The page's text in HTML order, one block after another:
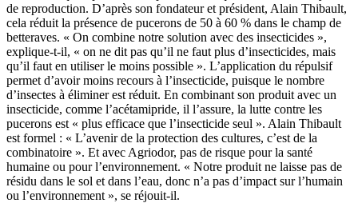
de reproduction. D’après son fondateur et président, Alain Thibault,
cela réduit la présence de pucerons de 50 à 60 % dans le champ de
betteraves. « On combine notre solution avec des insecticides »,
explique-t-il, « on ne dit pas qu’il ne faut plus d’insecticides, mais
qu’il faut en utiliser le moins possible ». L’application du répulsif
permet d’avoir moins recours à l’insecticide, puisque le nombre
d’insectes à éliminer est réduit. En combinant son produit avec un
insecticide, comme l’acétamipride, il l’assure, la lutte contre les
pucerons est « plus efficace que l’insecticide seul ». Alain Thibault
est formel : « L’avenir de la protection des cultures, c’est de la
combinatoire ». Et avec Agriodor, pas de risque pour la santé
humaine ou pour l’environnement. « Notre produit ne laisse pas de
résidu dans le sol et dans l’eau, donc n’a pas d’impact sur l’humain
ou l’environnement », se réjouit-il.